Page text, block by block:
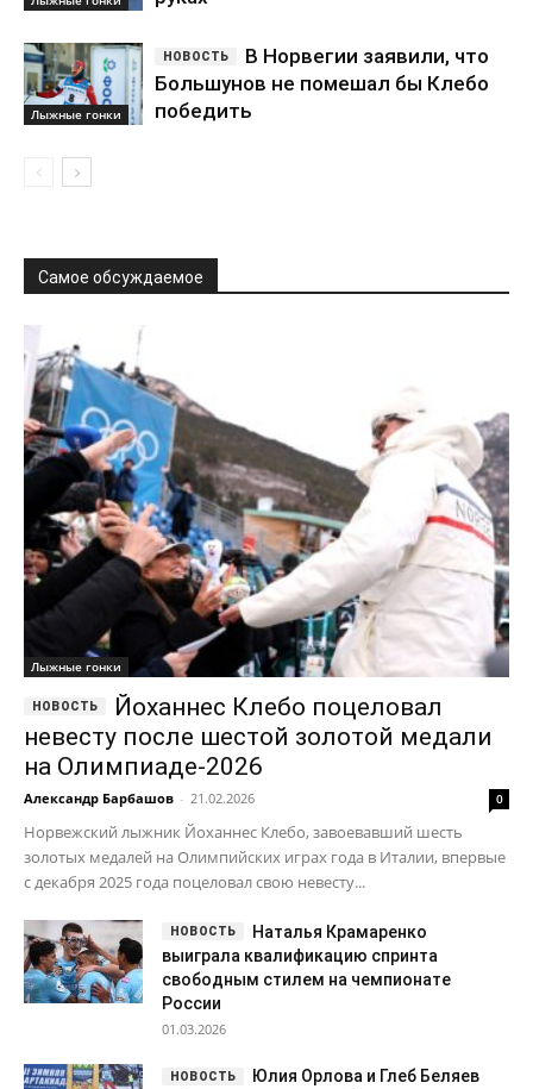
Лыжные гонки
В Норвегии заявили, что
Большунов не помешал бы Клебо
победить
Самое обсуждаемое
Лыжные гонки
Йоханнес Клебо поцеловал
невесту после шестой золотой медали
на Олимпиаде-2026
Александр Барбашов - 21.02.2026 0
Норвежский лыжник Йоханнес Клебо, завоевавший шесть
золотых медалей на Олимпийских играх года в Италии, впервые
с декабря 2025 года поцеловал свою невесту...
Наталья Крамаренко
выиграла квалификацию спринта
свободным стилем на чемпионате
России
01.03.2026
Юлия Орлова и Глеб Беляев